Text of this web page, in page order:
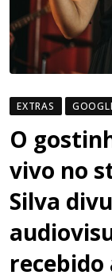
EXTRAS
O
vivo no
Silva